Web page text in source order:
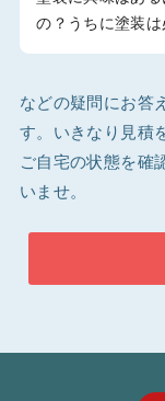
の？うちに塗装は
などの疑問にお答
す。いきなり見積
ご自宅の状態を確
いませ。